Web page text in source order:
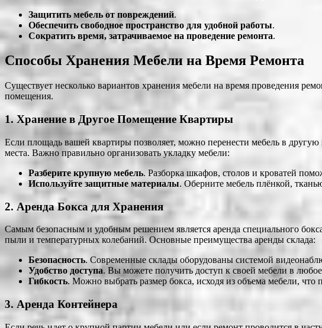
Защитить мебель от повреждений.
Обеспечить свободное пространство для удобной работы.
Сократить время, затрачиваемое на проведение ремонта.
Способы Хранения Мебели на Время Ремонта
Существует несколько вариантов хранения мебели на время проведения
помещения.
1.Хранение в Другое Помещение Квартиры
Если площадь вашей квартиры позволяет, можно перенести мебель в
места. Важно правильно организовать укладку мебели:
Разберите крупную мебель. Разборка шкафов, столов и кроватей
Используйте защитные материалы. Оберните мебель плёнкой,
2.Аренда Бокса для Хранения
Самым безопасным и удобным решением является аренда специального
пыли и температурных колебаний. Основные преимущества аренды склада:
Безопасность. Современные склады оборудованы системой
Удобство доступа. Вы можете получить доступ к своей мебели в любое
Гибкость. Можно выбрать размер бокса, исходя из объема мебели, что
3. Аренда Контейнера